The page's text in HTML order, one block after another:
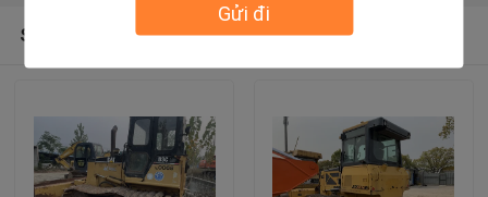
Gửi đi
Sản phẩm khuyến cáo